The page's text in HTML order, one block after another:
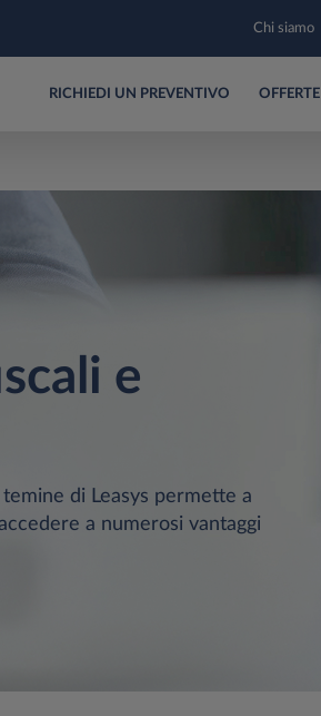
Chi siamo
RICHIEDI UN PREVENTIVO OFFERTE
e
temine di Leasys permette a
a numerosi vantaggi